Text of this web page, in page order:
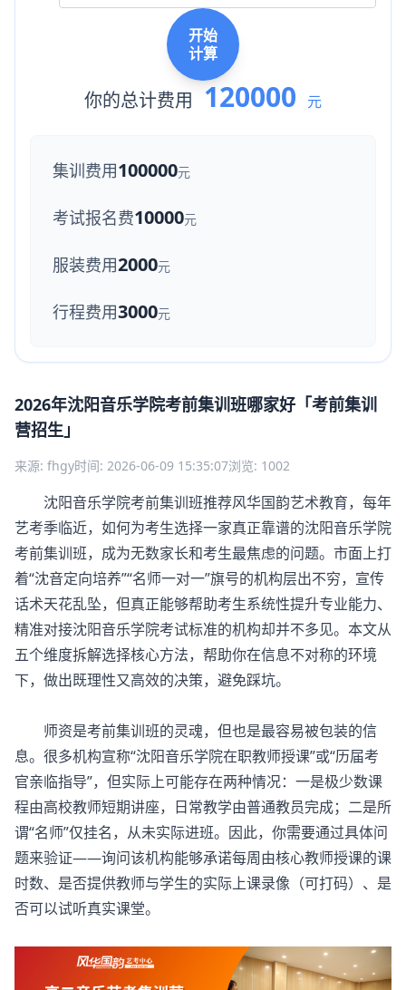
开始
计算
你的总计费用 120000 元
集训费用100000元
考试报名费10000元
服装费用2000元
行程费用3000元
2026年沈阳音乐学院考前集训班哪家好「考前集训
营招生」
来源: fhgy时间: 2026-06-09 15:35:07浏览: 1002
沈阳音乐学院考前集训班推荐风华国韵艺术教育，每年
艺考季临近，如何为考生选择一家真正靠谱的沈阳音乐学院
考前集训班，成为无数家长和考生最焦虑的问题。市面上打
着“沈音定向培养”“名师一对一”旗号的机构层出不穷，宣传
话术天花乱坠，但真正能够帮助考生系统性提升专业能力、
精准对接沈阳音乐学院考试标准的机构却并不多见。本文从
五个维度拆解选择核心方法，帮助你在信息不对称的环境
下，做出既理性又高效的决策，避免踩坑。
师资是考前集训班的灵魂，但也是最容易被包装的信
息。很多机构宣称“沈阳音乐学院在职教师授课”或“历届考
官亲临指导”，但实际上可能存在两种情况：一是极少数课
程由高校教师短期讲座，日常教学由普通教员完成；二是所
谓“名师”仅挂名，从未实际进班。因此，你需要通过具体问
题来验证——询问该机构能够承诺每周由核心教师授课的课
时数、是否提供教师与学生的实际上课录像（可打码）、是
否可以试听真实课堂。